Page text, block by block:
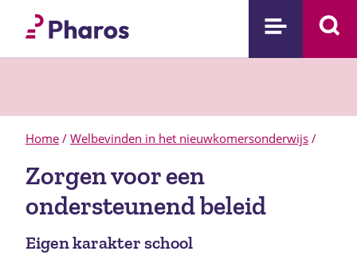
Home / Welbevinden in het nieuwkomersonderwijs /
Zorgen voor een
ondersteunend beleid
Eigen karakter school